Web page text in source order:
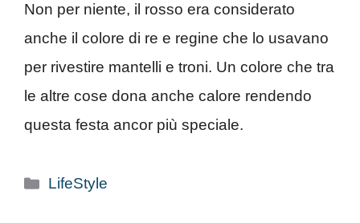
Non per niente, il rosso era considerato
anche il colore di re e regine che lo usavano
per rivestire mantelli e troni. Un colore che tra
le altre cose dona anche calore rendendo
questa festa ancor più speciale.
Categorie
LifeStyle